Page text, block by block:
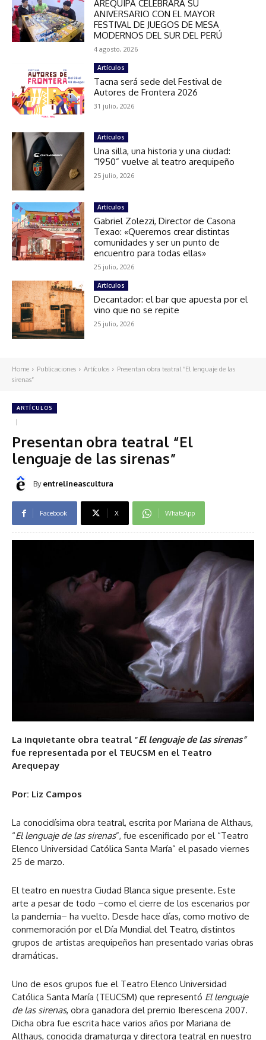
AREQUIPA CELEBRARÁ SU
ANIVERSARIO CON EL MAYOR
FESTIVAL DE JUEGOS DE MESA
MODERNOS DEL SUR DEL PERÚ
4 agosto, 2026
Artículos
Tacna será sede del Festival de
Autores de Frontera 2026
31 julio, 2026
Artículos
Una silla, una historia y una ciudad:
“1950” vuelve al teatro arequipeño
25 julio, 2026
Artículos
Gabriel Zolezzi, Director de Casona
Texao: «Queremos crear distintas
comunidades y ser un punto de
encuentro para todas ellas»
25 julio, 2026
Artículos
Decantador: el bar que apuesta por el
vino que no se repite
25 julio, 2026